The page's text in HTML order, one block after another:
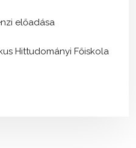
előadása
Hittudományi Főiskola